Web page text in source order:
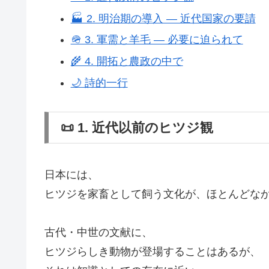
🏭 2. 明治期の導入 ― 近代国家の要請
🪖 3. 軍需と羊毛 ― 必要に迫られて
🌾 4. 開拓と農政の中で
🌙 詩的一行
📜 1. 近代以前のヒツジ観
日本には、
ヒツジを家畜として飼う文化が、ほとんどな
古代・中世の文献に、
ヒツジらしき動物が登場することはあるが、